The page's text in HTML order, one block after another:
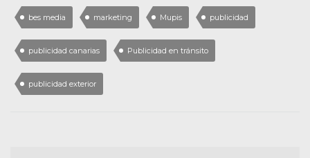
bes media marketing Mupis publicidad
publicidad canarias Publicidad en tránsito
publicidad exterior